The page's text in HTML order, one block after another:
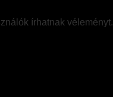
írhatnak véleményt.